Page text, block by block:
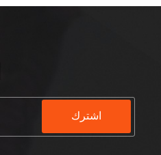
اشترك